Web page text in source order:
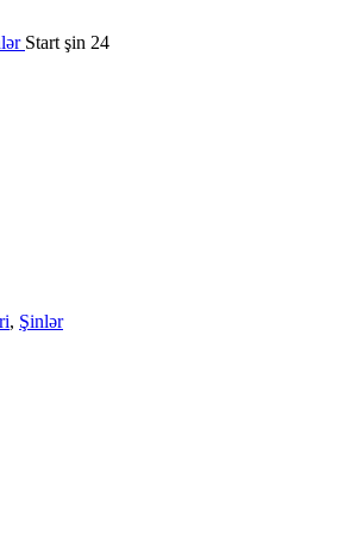
Start şin 24
, Şinlər